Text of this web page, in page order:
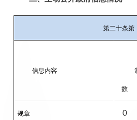
第二十条第
信息内容
数
规章 0